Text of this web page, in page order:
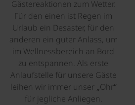
Gästereaktionen zum Wetter.
Für den einen ist Regen im
Urlaub ein Desaster, für den
anderen ein guter Anlass, um
im Wellnessbereich an Bord
zu entspannen. Als erste
Anlaufstelle für unsere Gäste
leihen wir immer unser „Ohr“
für jegliche Anliegen.